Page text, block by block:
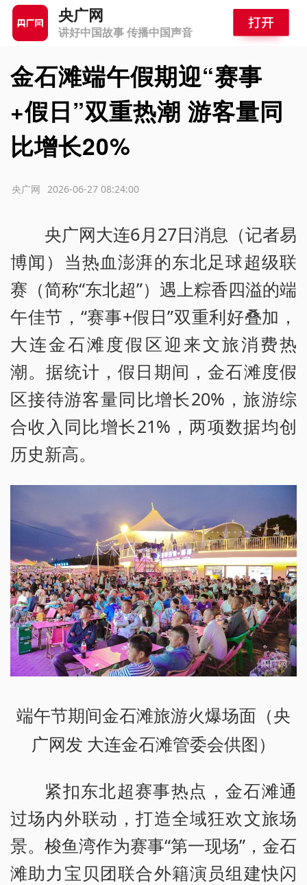
央广网
讲好中国故事 传播中国声音
金石滩端午假期迎“赛事
+假日”双重热潮 游客量同
比增长20%
2026-06-27 08:24:00
央广网
央广网大连6月27日消息（记者易
博闻）当热血澎湃的东北足球超级联
赛（简称“东北超”）遇上粽香四溢的端
午佳节，“赛事+假日”双重利好叠加，
大连金石滩度假区迎来文旅消费热
潮。据统计，假日期间，金石滩度假
区接待游客量同比增长20%，旅游综
合收入同比增长21%，两项数据均创
历史新高。
端午节期间金石滩旅游火爆场面 （央
广网发 大连金石滩管委会供图）
紧扣东北超赛事热点，金石滩通
过场内外联动，打造全域狂欢文旅场
景。梭鱼湾作为赛事“第一现场”，金石
滩助力宝贝团联合外籍演员组建快闪